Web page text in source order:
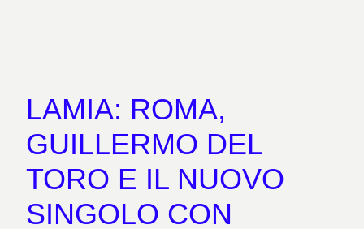
LAMIA: ROMA,
GUILLERMO DEL
TORO E IL NUOVO
SINGOLO CON